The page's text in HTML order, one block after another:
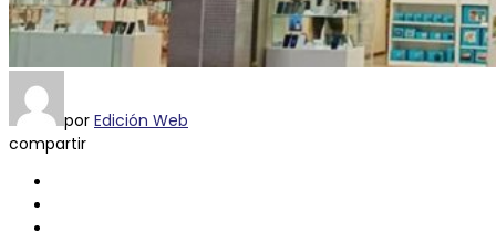
por Edición Web
compartir